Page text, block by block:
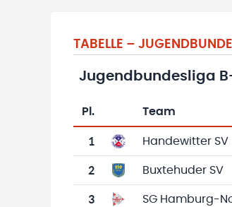
TABELLE –
Jugendbundesliga
Tabelle mit
Pl. Team
1 Handewitter SV
2 Buxtehuder SV
3 SG Hamburg-